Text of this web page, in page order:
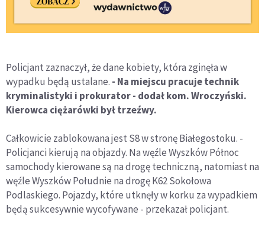
Policjant zaznaczył, że dane kobiety, która zginęła w
wypadku będą ustalane. - Na miejscu pracuje technik
kryminalistyki i prokurator - dodał kom. Wroczyński.
Kierowca ciężarówki był trzeźwy.
Całkowicie zablokowana jest S8 w stronę Białegostoku. -
Policjanci kierują na objazdy. Na węźle Wyszków Północ
samochody kierowane są na drogę techniczną, natomiast na
węźle Wyszków Południe na drogę K62 Sokołowa
Podlaskiego. Pojazdy, które utknęły w korku za wypadkiem
będą sukcesywnie wycofywane - przekazał policjant.